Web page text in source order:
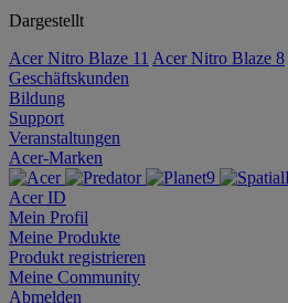
Dargestellt
Acer Nitro Blaze 11 Acer Nitro Blaze 8
Geschäftskunden
Bildung
Support
Veranstaltungen
Acer-Marken
Acer ID
Mein Profil
Meine Produkte
Produkt registrieren
Meine Community
Abmelden